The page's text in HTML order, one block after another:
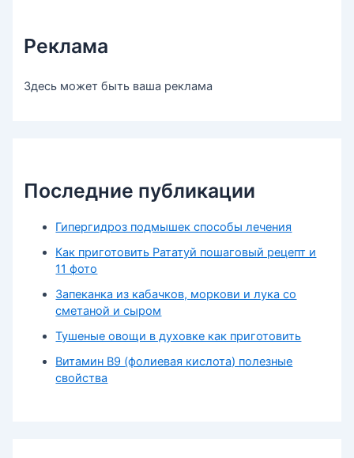
Реклама
Здесь может быть ваша реклама
Последние публикации
Гипергидроз подмышек способы лечения
Как приготовить Рататуй пошаговый рецепт и
11 фото
Запеканка из кабачков, моркови и лука со
сметаной и сыром
Тушеные овощи в духовке как приготовить
Витамин В9 (фолиевая кислота) полезные
свойства